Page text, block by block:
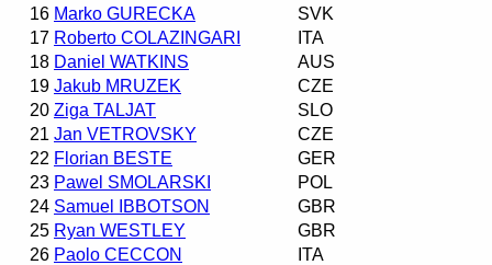
16 Marko GURECKA
SVK
17 Roberto COLAZINGARI
ITA
18 Daniel WATKINS
AUS
19 Jakub MRUZEK
CZE
20 Ziga TALJAT
SLO
21 Jan VETROVSKY
CZE
22 Florian BESTE
GER
23 Pawel SMOLARSKI
POL
24 Samuel IBBOTSON
GBR
25 Ryan WESTLEY
GBR
26 Paolo CECCON
ITA